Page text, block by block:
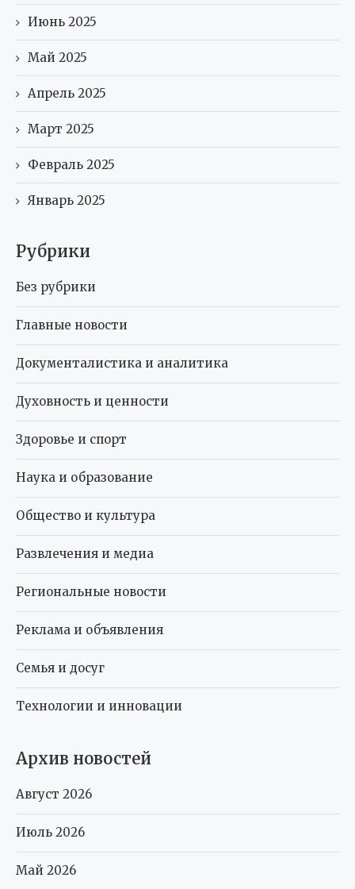
Июнь 2025
Май 2025
Апрель 2025
Март 2025
Февраль 2025
Январь 2025
Рубрики
Без рубрики
Главные новости
Документалистика и аналитика
Духовность и ценности
Здоровье и спорт
Наука и образование
Общество и культура
Развлечения и медиа
Региональные новости
Реклама и объявления
Семья и досуг
Технологии и инновации
Архив новостей
Август 2026
Июль 2026
Май 2026